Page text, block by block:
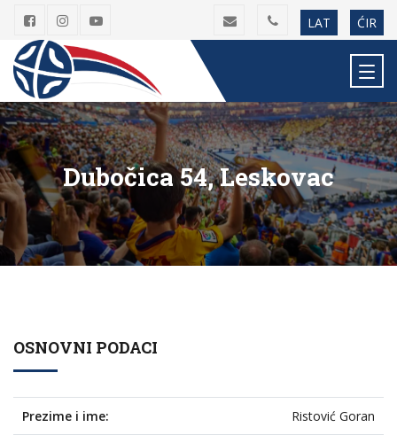
LAT ĆIR
Dubočica 54, Leskovac
OSNOVNI PODACI
Prezime i ime: Ristović Goran